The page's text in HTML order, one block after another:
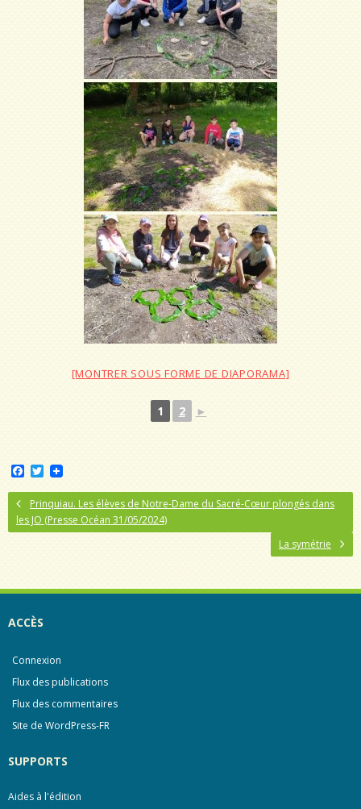
[MONTRER SOUS FORME DE DIAPORAMA]
1 2 ►
c
e
b
o
T
i
t
t
e
Prinquiau. Les élèves de Notre-Dame du Sacré-Cœur plongés dans
les JO (Presse Océan 31/05/2024)
La symétrie
ACCÈS
Connexion
Flux des publications
Flux des commentaires
Site de WordPress-FR
SUPPORTS
Aides à l'édition